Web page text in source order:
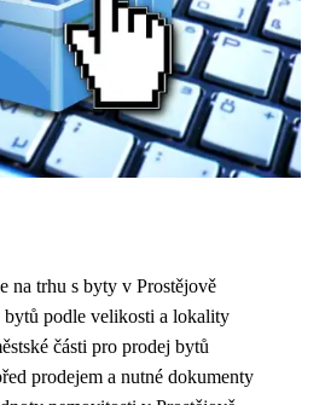
na trhu s byty v Prostějově
bytů podle velikosti a lokality
části pro prodej bytů
prodejem a nutné dokumenty